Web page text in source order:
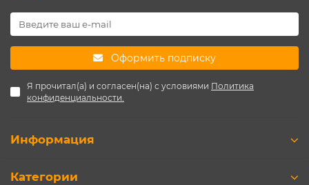
Оформить подписку
Я прочитал(а) и согласен(на) с условиями Политика
конфиденциальности.
Информация
Категории